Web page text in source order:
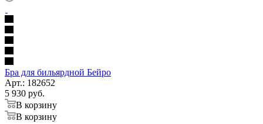
Бра для бильярдной Бейро
Арт.: 182652
5 930 руб.
В корзину
В корзину